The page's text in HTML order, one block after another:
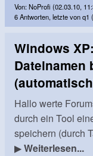
Von: NoProfi (02.03.10,
6 Antworten, letzte von q1
Windows
Dateinamen
Hallo werte
durch ein Tool
speichern (durch
▶Weiterlesen...